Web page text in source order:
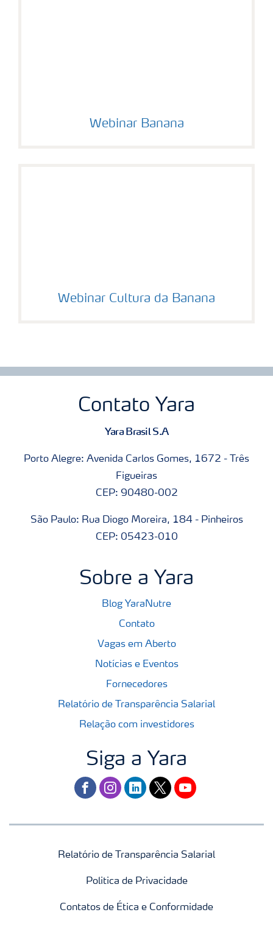
Webinar Banana
Webinar Cultura da Banana
Contato Yara
Yara Brasil S.A
Porto Alegre: Avenida Carlos Gomes, 1672 - Três
Figueiras
CEP: 90480-002
São Paulo: Rua Diogo Moreira, 184 - Pinheiros
CEP: 05423-010
Sobre a Yara
Blog YaraNutre
Contato
Vagas em Aberto
Notícias e Eventos
Fornecedores
Relatório de Transparência Salarial
Relação com investidores
Siga a Yara
facebookinstagram
linkedintwitteryoutube
Relatório de Transparência Salarial
Politica de Privacidade
Contatos de Ética e Conformidade